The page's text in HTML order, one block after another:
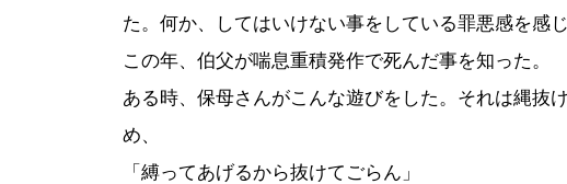
た。何か、してはいけない事をしている罪悪感を感
この年、伯父が喘息重積発作で死んだ事を知った。
ある時、保母さんがこんな遊びをした。それは縄抜
め、
「縛ってあげるから抜けてごらん」